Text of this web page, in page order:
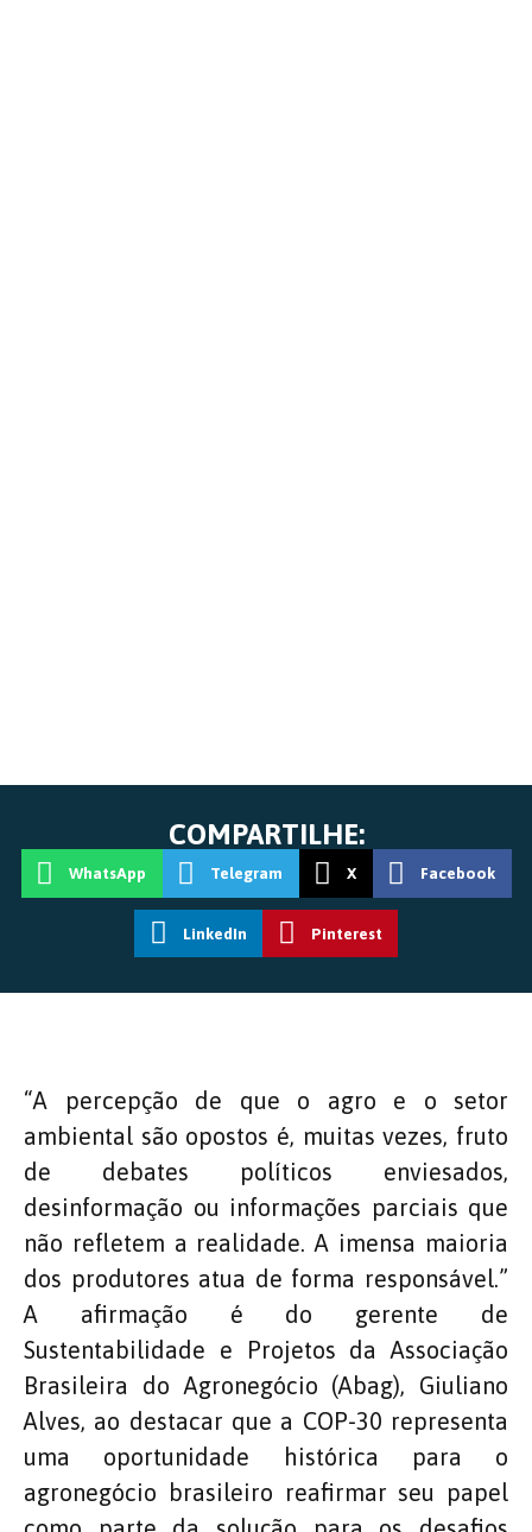
COMPARTILHE:
WhatsApp Telegram X Facebook
LinkedIn Pinterest
“A percepção de que o agro e o setor
ambiental são opostos é, muitas vezes, fruto
de debates políticos enviesados,
desinformação ou informações parciais que
não refletem a realidade. A imensa maioria
dos produtores atua de forma responsável.”
A afirmação é do gerente de
Sustentabilidade e Projetos da Associação
Brasileira do Agronegócio (Abag), Giuliano
Alves, ao destacar que a COP-30 representa
uma oportunidade histórica para o
agronegócio brasileiro reafirmar seu papel